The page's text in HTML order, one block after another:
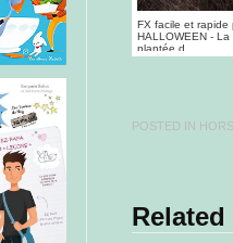
FX facile et rapide
HALLOWEEN - La
plantée d...
POSTED IN